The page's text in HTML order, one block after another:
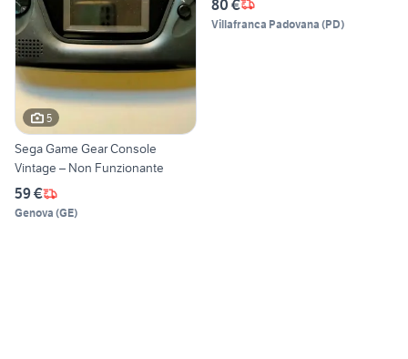
5
Sega Game Gear Console
Vintage – Non Funzionante
59 €
Genova (GE)
80 €
Villafranca Padovana (PD)